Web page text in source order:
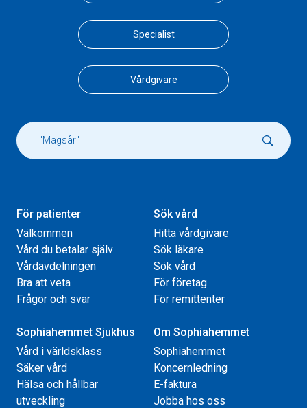
Specialist
Vårdgivare
För patienter
Välkommen
Vård du betalar själv
Vårdavdelningen
Bra att veta
Frågor och svar
Sök vård
Hitta vårdgivare
Sök läkare
Sök vård
För företag
För remittenter
Sophiahemmet Sjukhus
Vård i världsklass
Säker vård
Hälsa och hållbar
utveckling
Om Sophiahemmet
Sophiahemmet
Koncernledning
E-faktura
Jobba hos oss